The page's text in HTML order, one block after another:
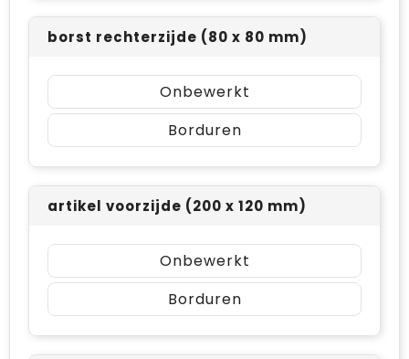
borst rechterzijde (80 x 80 mm)
Onbewerkt
Borduren
artikel voorzijde (200 x 120 mm)
Onbewerkt
Borduren